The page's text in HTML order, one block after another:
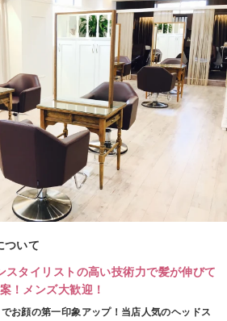
いて
スタイリストの高い技術力で髪が伸びて
！メンズ大歓迎！
お顔の第一印象アップ！当店人気のヘッドス